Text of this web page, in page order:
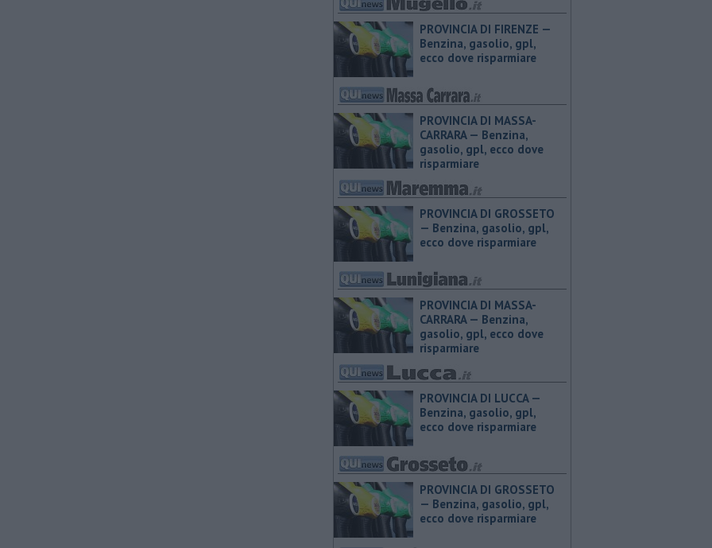
PROVINCIA DI FIRENZE — ​
Benzina, gasolio, gpl,
ecco dove risparmiare
PROVINCIA DI MASSA-
CARRARA — ​Benzina,
gasolio, gpl, ecco dove
risparmiare
PROVINCIA DI GROSSETO
— ​Benzina, gasolio, gpl,
ecco dove risparmiare
PROVINCIA DI MASSA-
CARRARA — ​Benzina,
gasolio, gpl, ecco dove
risparmiare
PROVINCIA DI LUCCA — ​
Benzina, gasolio, gpl,
ecco dove risparmiare
PROVINCIA DI GROSSETO
— ​Benzina, gasolio, gpl,
ecco dove risparmiare